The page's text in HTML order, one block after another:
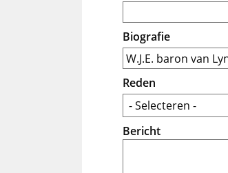
Biografie
Reden
Bericht